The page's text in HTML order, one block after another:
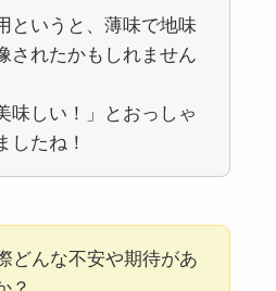
というと、薄味で地味
されたかもしれません
味しい！」とおっしゃ
したね！
どんな不安や期待があ